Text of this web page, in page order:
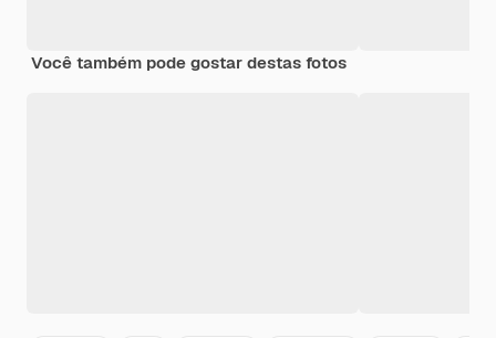
Você também pode gostar destas fotos